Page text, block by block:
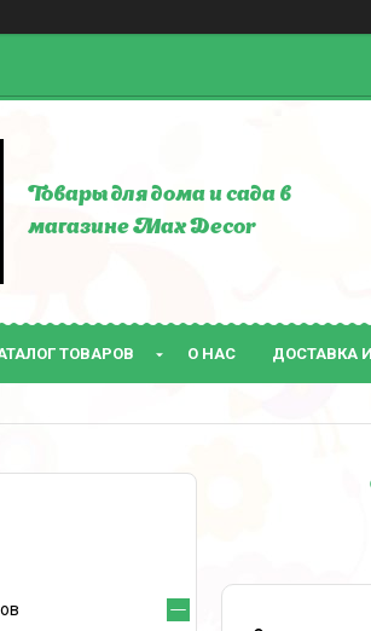
Товары для дома и сада в
магазине Max Decor
ТОВАРОВ О НАС ДОСТАВКА